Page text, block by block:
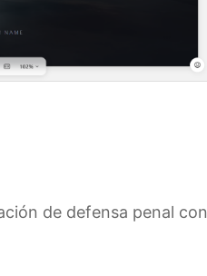
de defensa penal con